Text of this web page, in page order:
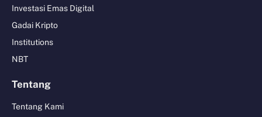
Investasi Emas Digital
Gadai Kripto
Institutions
NBT
Tentang
Tentang Kami